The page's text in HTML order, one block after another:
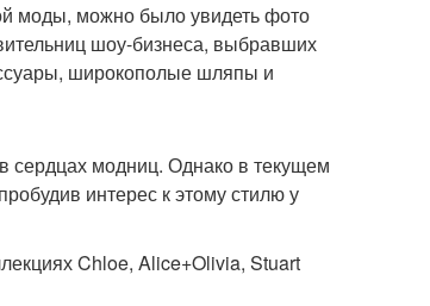
моды, можно было увидеть фото
шоу-бизнеса, выбравших
широкополые шляпы и
сердцах модниц. Однако в текущем
интерес к этому стилю у
Chloe, Alice+Olivia, Stuart